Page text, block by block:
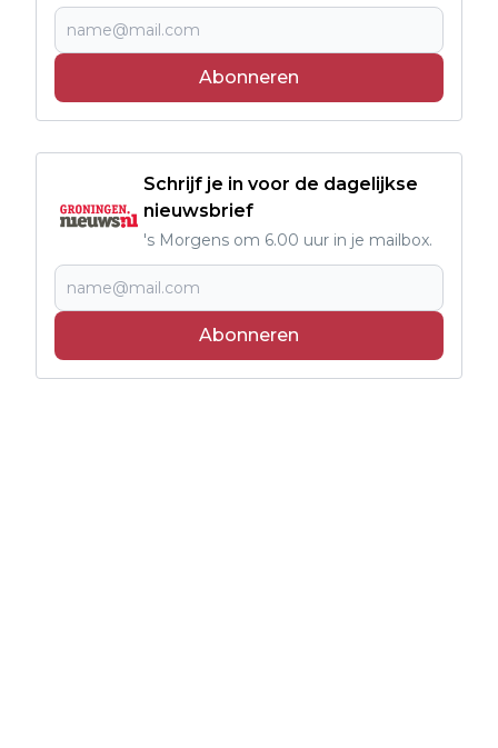
Abonneren
Schrijf je in voor de dagelijkse
nieuwsbrief
's Morgens om 6.00 uur in je mailbox.
Abonneren